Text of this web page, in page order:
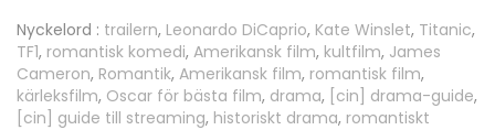
Nyckelord : trailern, Leonardo DiCaprio, Kate Winslet, Titanic,
TF1, romantisk komedi, Amerikansk film, kultfilm, James
Cameron, Romantik, Amerikansk film, romantisk film,
kärleksfilm, Oscar för bästa film, drama, [cin] drama-guide,
[cin] guide till streaming, historiskt drama, romantiskt